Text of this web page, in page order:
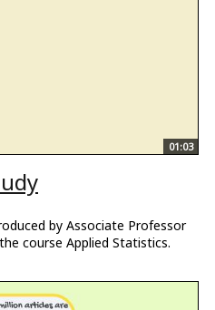
01:03
by Associate Professor
course Applied Statistics.